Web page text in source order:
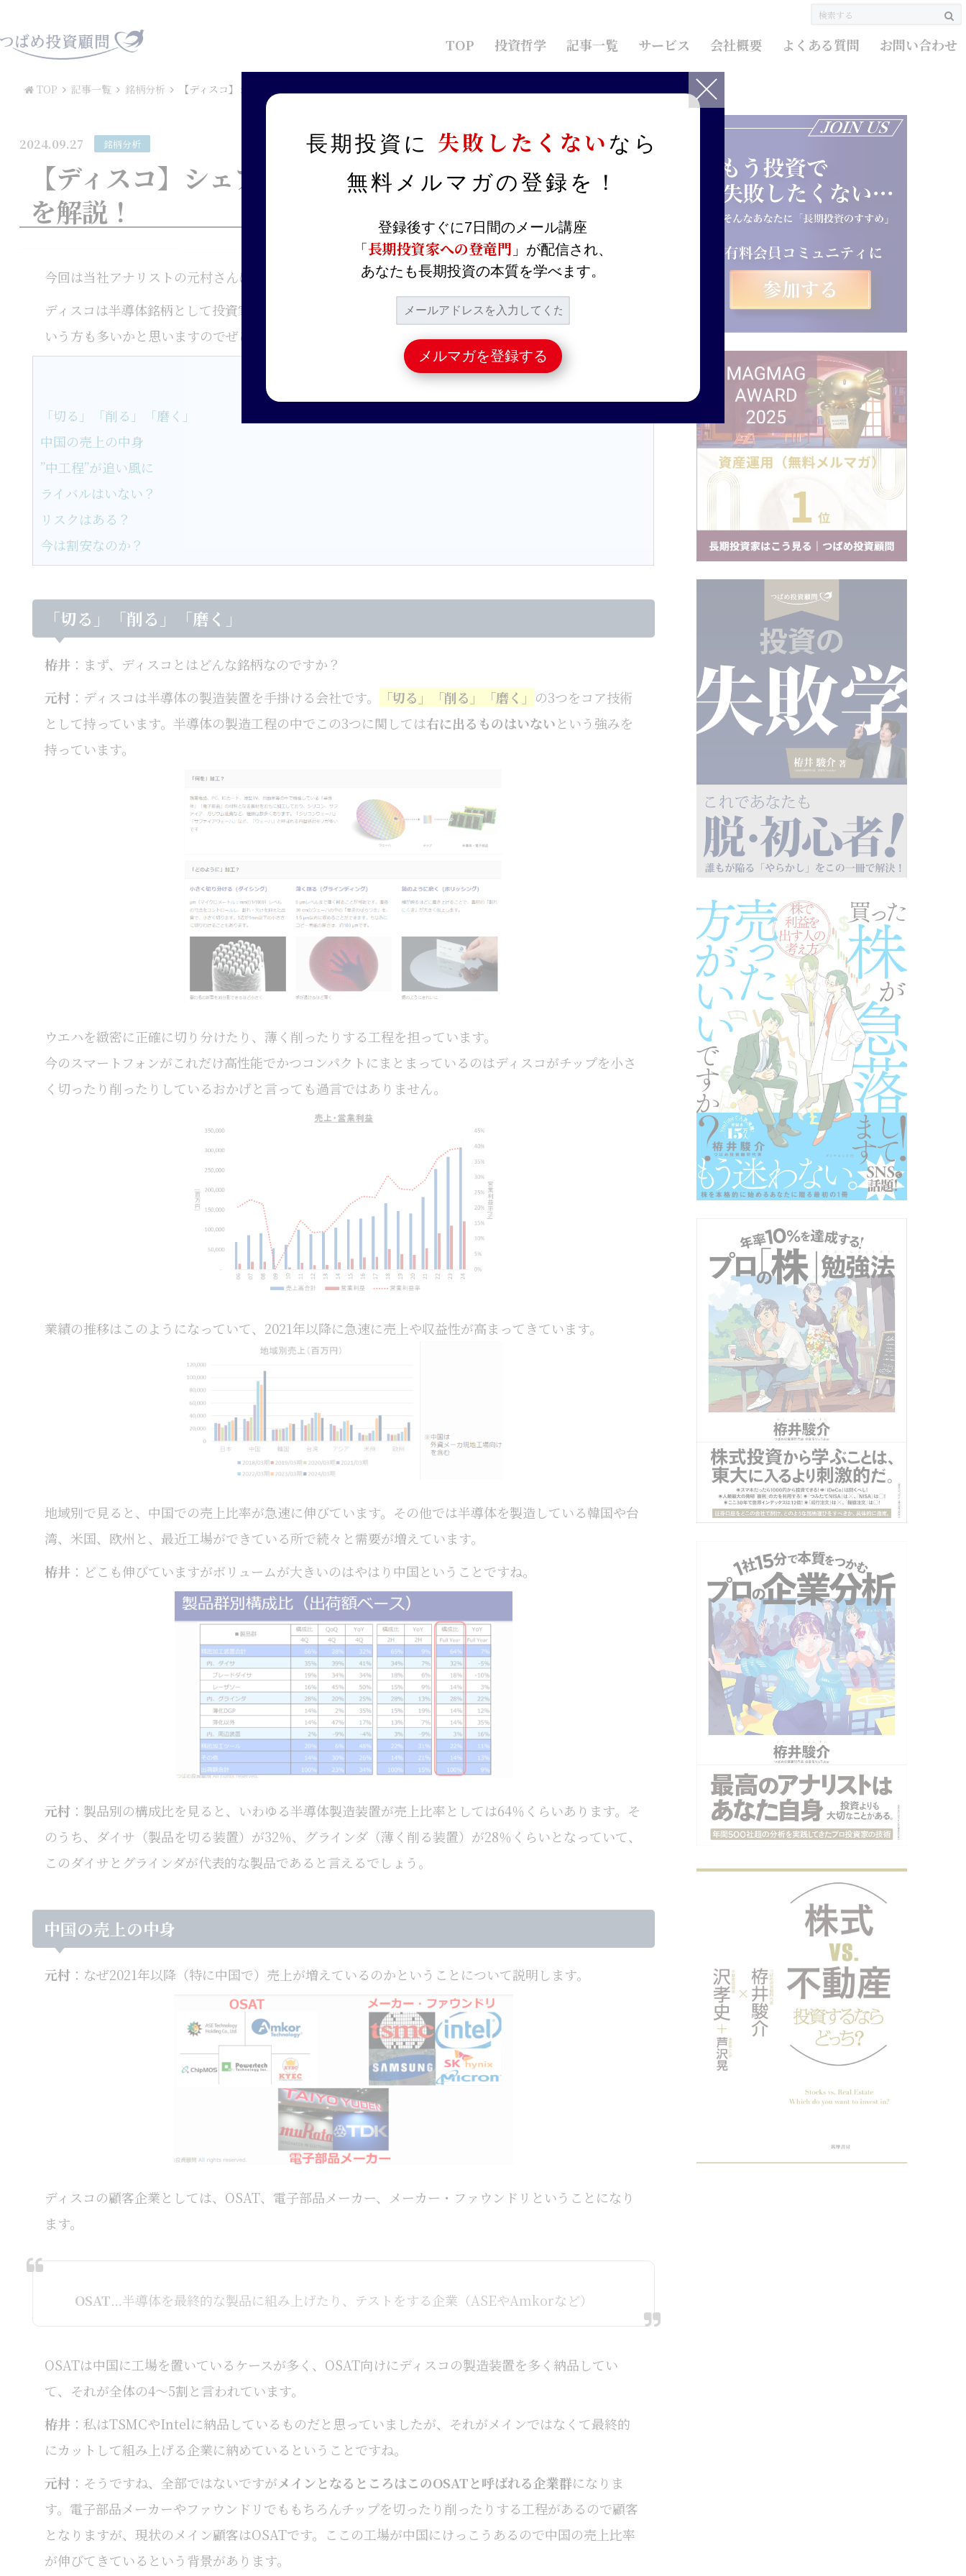
TOP 投資哲学 記事一覧 サービス 会社概要 よくある質問 お問い合わせ
TOP 記事一覧 銘柄分析 【ディスコ】シェア100％！？ディスコの強みとリスクを解説！
2024.09.27 銘柄分析
【ディスコ】シェア100％！？ディスコの強みとリスク
を解説！
今回は当社アナリストの元村さんに、半導体製造装置のディスコについて解説してただきます。
ディスコは半導体銘柄として投資家からも人気が高いですが、事業の中身については詳しく知らないと
いう方も多いかと思いますのでぜひお読みください。
「切る」「削る」「磨く」
中国の売上の中身
”中工程”が追い風に
ライバルはいない？
リスクはある？
今は割安なのか？
「切る」「削る」「磨く」
栫井 ：まず、ディスコとはどんな銘柄なのですか？
元村 ：ディスコは半導体の製造装置を手掛ける会社です。 「切る」 「削る」「磨く」 の3つをコア技術
として持っています。半導体の製造工程の中でこの3つに関しては右に出るものはいないという強みを
持っています。
ウエハを緻密に正確に切り分けたり、薄く削ったりする工程を担っています。
今のスマートフォンがこれだけ高性能でかつコンパクトにまとまっているのはディスコがチップを小さ
く切ったり削ったりしているおかげと言っても過言ではありません。
業績の推移はこのようになっていて、2021年以降に急速に売上や収益性が高まってきています。
地域別で見ると、中国での売上比率が急速に伸びています。その他では半導体を製造している韓国や台
湾、米国、欧州と、最近工場ができている所で続々と需要が増えています。
栫井 ：どこも伸びていますがボリュームが大きいのはやはり中国ということですね。
元村 ：製品別の構成比を見ると、いわゆる半導体製造装置が売上比率としては64％くらいあります。そ
のうち、ダイサ（製品を切る装置）が32％、グラインダ（薄く削る装置）が28％くらいとなっていて、
このダイサとグラインダが代表的な製品であると言えるでしょう。
中国の売上の中身
元村 ：なぜ2021年以降（特に中国で）売上が増えているのかということについて説明します。
ディスコの顧客企業としては、OSAT、電子部品メーカー、メーカー・ファウンドリということになり
ます。
OSAT…半導体を最終的な製品に組み上げたり、テストをする企業（ASEやAmkorなど）
OSATは中国に工場を置いているケースが多く、OSAT向けにディスコの製造装置を多く納品してい
て、それが全体の4～5割と言われています。
栫井 ：私はTSMCやIntelに納品しているものだと思っていましたが、それがメインではなくて最終的
にカットして組み上げる企業に納めているということですね。
元村 ：そうですね、全部ではないですがメインとなるところはこのOSATと呼ばれる企業群になりま
す。電子部品メーカーやファウンドリでももちろんチップを切ったり削ったりする工程があるので顧客
となりますが、現状のメイン顧客はOSATです。ここの工場が中国にけっこうあるので中国の売上比率
が伸びてきているという背景があります。
長期投資に 失敗したくない なら
無料メルマガの登録を！
登録後すぐに7日間のメール講座
「 長期投資家への登竜門 」が配信され、
あなたも長期投資の本質を学べます。